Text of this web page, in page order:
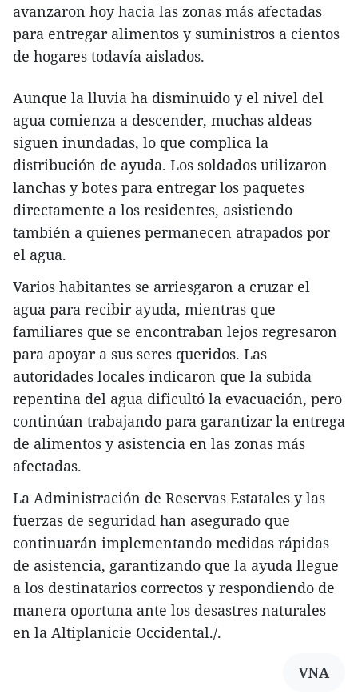
avanzaron hoy hacia las zonas más afectadas
para entregar alimentos y suministros a cientos
de hogares todavía aislados.
Aunque la lluvia ha disminuido y el nivel del
agua comienza a descender, muchas aldeas
siguen inundadas, lo que complica la
distribución de ayuda. Los soldados utilizaron
lanchas y botes para entregar los paquetes
directamente a los residentes, asistiendo
también a quienes permanecen atrapados por
el agua.
Varios habitantes se arriesgaron a cruzar el
agua para recibir ayuda, mientras que
familiares que se encontraban lejos regresaron
para apoyar a sus seres queridos. Las
autoridades locales indicaron que la subida
repentina del agua dificultó la evacuación, pero
continúan trabajando para garantizar la entrega
de alimentos y asistencia en las zonas más
afectadas.
La Administración de Reservas Estatales y las
fuerzas de seguridad han asegurado que
continuarán implementando medidas rápidas
de asistencia, garantizando que la ayuda llegue
a los destinatarios correctos y respondiendo de
manera oportuna ante los desastres naturales
en la Altiplanicie Occidental./.
VNA